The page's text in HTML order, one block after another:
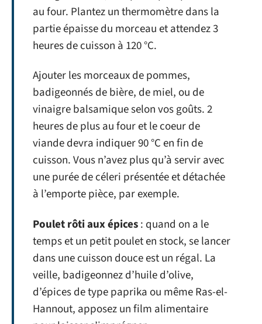
au four. Plantez un thermomètre dans la
partie épaisse du morceau et attendez 3
heures de cuisson à 120 °C.
Ajouter les morceaux de pommes,
badigeonnés de bière, de miel, ou de
vinaigre balsamique selon vos goûts. 2
heures de plus au four et le coeur de
viande devra indiquer 90 °C en fin de
cuisson. Vous n’avez plus qu’à servir avec
une purée de céleri présentée et détachée
à l’emporte pièce, par exemple.
Poulet rôti aux épices: quand on a le
temps et un petit poulet en stock, se lancer
dans une cuisson douce est un régal. La
veille, badigeonnez d’huile d’olive,
d’épices de type paprika ou même Ras-el-
Hannout, apposez un film alimentaire